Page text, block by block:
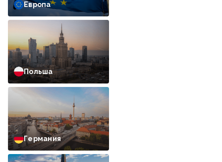
Европа
Польша
Германия